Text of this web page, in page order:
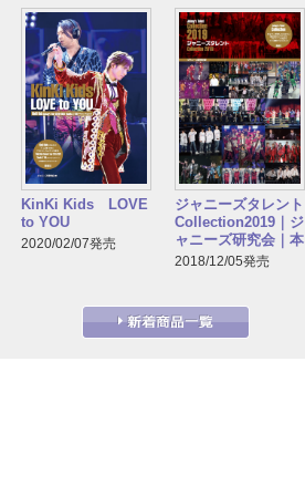
KinKi Kids LOVE
to YOU
2020/02/07発売
ジャニーズタレント
Collection2019｜ジ
ャニーズ研究会｜本
2018/12/05発売